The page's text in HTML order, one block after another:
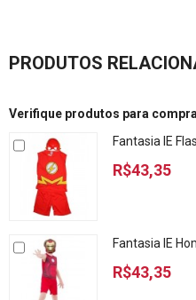
PRODUTOS
Verifique produtos para
Fantasia IE
R$43,35
Fantasia IE
R$43,35